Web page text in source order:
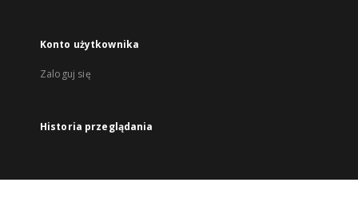
Konto użytkownika
Zaloguj się
Historia przeglądania